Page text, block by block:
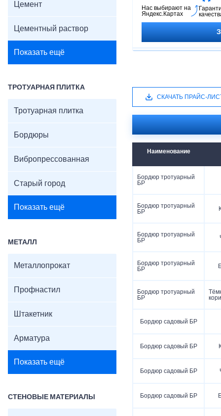
Цемент
Цементный раствор
Показать ещё
ТРОТУАРНАЯ ПЛИТКА
Тротуарная плитка
Бордюры
Вибропрессованная
Старый город
Показать ещё
МЕТАЛЛ
Металлопрокат
Профнастил
Штакетник
Арматура
Показать ещё
СТЕНОВЫЕ МАТЕРИАЛЫ
Нас выбирают на
Яндекс.Картах
СКАЧАТЬ ПРАЙС-
Наименование
Бордюр тротуарный
БР
Бордюр тротуарный
БР
Бордюр тротуарный
БР
Бордюр тротуарный
БР
Бордюр тротуарный
БР
Бордюр садовый БР
Бордюр садовый БР
Бордюр садовый БР
Бордюр садовый БР